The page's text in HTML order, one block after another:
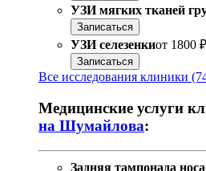
УЗИ мягких тканей
Записаться
УЗИ селезенкиот 1800 ₽
Записаться
Все исследования клиники
Медицинские услуги
на Шумайлова:
Задняя тампонада носа